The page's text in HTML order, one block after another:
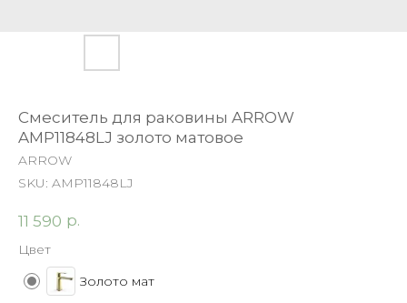
Смеситель для раковины ARROW
AMP11848LJ золото матовое
ARROW
SKU: AMP11848LJ
11 590 р.
Цвет
Золото мат